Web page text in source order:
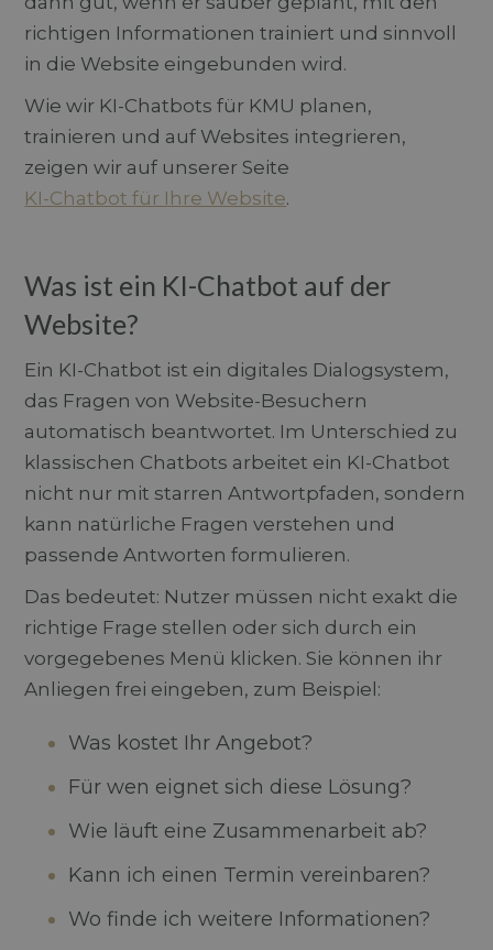
richtigen Informationen trainiert und sinnvoll
in die Website eingebunden wird.
Wie wir KI-Chatbots für KMU planen,
trainieren und auf Websites integrieren,
zeigen wir auf unserer Seite
KI-Chatbot für Ihre Website.
Was ist ein KI-Chatbot auf der
Website?
Ein KI-Chatbot ist ein digitales Dialogsystem,
das Fragen von Website-Besuchern
automatisch beantwortet. Im Unterschied zu
klassischen Chatbots arbeitet ein KI-Chatbot
nicht nur mit starren Antwortpfaden, sondern
kann natürliche Fragen verstehen und
passende Antworten formulieren.
Das bedeutet: Nutzer müssen nicht exakt die
richtige Frage stellen oder sich durch ein
vorgegebenes Menü klicken. Sie können ihr
Anliegen frei eingeben, zum Beispiel:
Was kostet Ihr Angebot?
Für wen eignet sich diese Lösung?
Wie läuft eine Zusammenarbeit ab?
Kann ich einen Termin vereinbaren?
Wo finde ich weitere Informationen?